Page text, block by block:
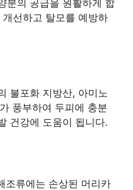
분의 공급을 원활하게 합
선하고 탈모를 예방하
불포화 지방산, 아미노
풍부하여 두피에 충분
건강에 도움이 됩니다.
조류에는 손상된 머리카